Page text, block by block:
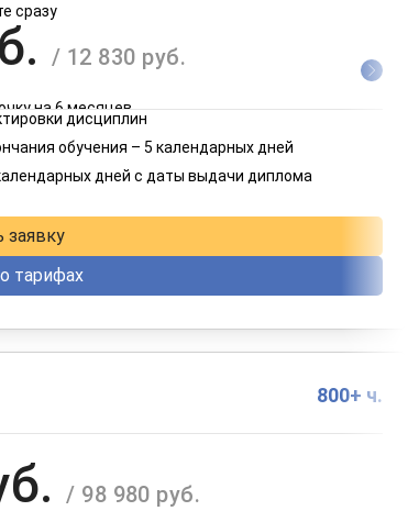
сразу
/ 12 830 руб.
на 6 месяцев
/ 6 415 руб.
дисциплин
обучения – 5 календарных дней
дней с даты выдачи диплома
заявку
тарифах
800+ ч.
/ 98 980 руб.